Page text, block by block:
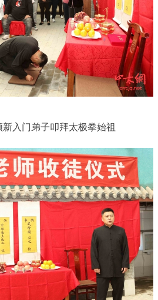
新入门弟子叩拜太极拳始祖